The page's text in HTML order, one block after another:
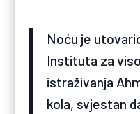
Noću je
Instituta za
istraživanja
kola, svjestan